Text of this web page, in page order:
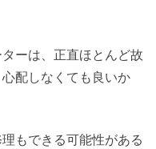
ーは、正直ほとんど故
配しなくても良いか
もできる可能性がある